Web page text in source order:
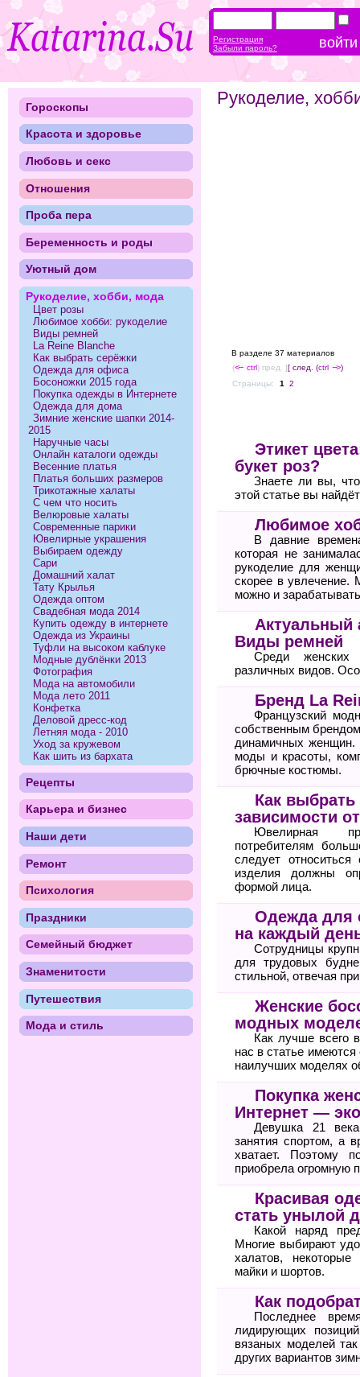
Рукоделие,
В разделе 37 материалов
(<-- ctrl) пред. ][ след. (ctrl --> )
Страницы:
1 2
Этикет
букет роз?
Знаете ли вы,
этой статье вы
Любимое
В давние
которая не
рукоделие для
скорее в увлечение.
можно и
Актуальный
Виды ремней
Среди женских
различных видов.
Бренд La
Французский
собственным
динамичных женщин.
моды и красоты,
брючные костюмы.
Как
зависимости
Ювелирная
потребителям
следует
изделия должны
формой лица.
Одежда для
на каждый
Сотрудницы
для трудовых
стильной, отвечая
Женские
модных
Как лучше всего
нас в статье
наилучших моделях
Покупка
Интернет —
Девушка 21
занятия спортом, а
хватает. Поэтому
приобрела огромную
Красивая
стать унылой
Какой наряд
Многие выбирают
халатов,
майки и шортов.
Как
Последнее
лидирующих
вязаных моделей
других вариантов
Гороскопы
Красота и здоровье
Любовь и секс
Отношения
Проба пера
Беременность и роды
Уютный дом
Рукоделие, хобби, мода
Цвет розы
Любимое хобби: рукоделие
Виды ремней
La Reine Blanche
Как выбрать серёжки
Одежда для офиса
Босоножки 2015 года
Покупка одежды в Интернете
Одежда для дома
Зимние женские шапки 2014-
2015
Наручные часы
Онлайн каталоги одежды
Весенние платья
Платья больших размеров
Трикотажные халаты
С чем что носить
Велюровые халаты
Современные парики
Ювелирные украшения
Выбираем одежду
Сари
Домашний халат
Тату Крылья
Одежда оптом
Свадебная мода 2014
Купить одежду в интернете
Одежда из Украины
Туфли на высоком каблуке
Модные дублёнки 2013
Фотография
Мода на автомобили
Мода лето 2011
Конфетка
Деловой дресс-код
Летняя мода - 2010
Уход за кружевом
Как шить из бархата
Рецепты
Карьера и бизнес
Наши дети
Ремонт
Психология
Праздники
Семейный бюджет
Знаменитости
Путешествия
Мода и стиль
Регистрация
Забыли пароль?